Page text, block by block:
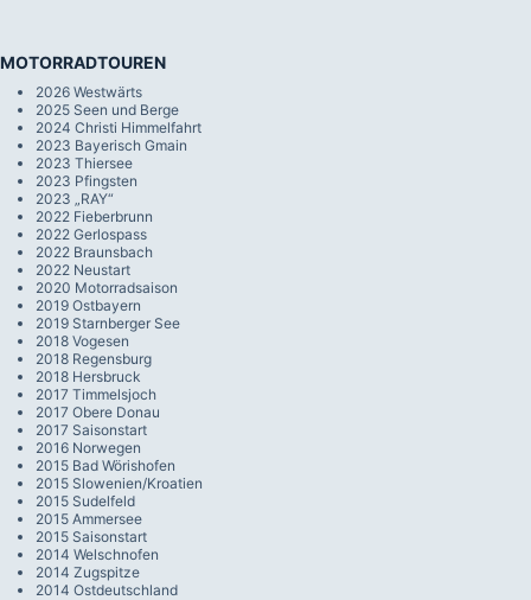
MOTORRADTOUREN
2026 Westwärts
2025 Seen und Berge
2024 Christi Himmelfahrt
2023 Bayerisch Gmain
2023 Thiersee
2023 Pfingsten
2023 „RAY“
2022 Fieberbrunn
2022 Gerlospass
2022 Braunsbach
2022 Neustart
2020 Motorradsaison
2019 Ostbayern
2019 Starnberger See
2018 Vogesen
2018 Regensburg
2018 Hersbruck
2017 Timmelsjoch
2017 Obere Donau
2017 Saisonstart
2016 Norwegen
2015 Bad Wörishofen
2015 Slowenien/Kroatien
2015 Sudelfeld
2015 Ammersee
2015 Saisonstart
2014 Welschnofen
2014 Zugspitze
2014 Ostdeutschland